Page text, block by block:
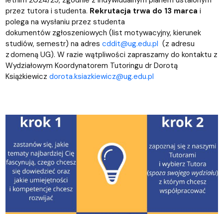
przez tutora i studenta. Rekrutacja trwa do 13 marca i
polega na wysłaniu przez studenta
dokumentów zgłoszeniowych (list motywacyjny, kierunek
studiów, semestr) na adres cddit@ug.edu.pl (z adresu
z domeną UG). W razie wątpliwości zapraszamy do kontaktu z
Wydziałowym Koordynatorem Tutoringu dr Dorotą
Książkiewicz dorota.ksiazkiewicz@ug.edu.pl